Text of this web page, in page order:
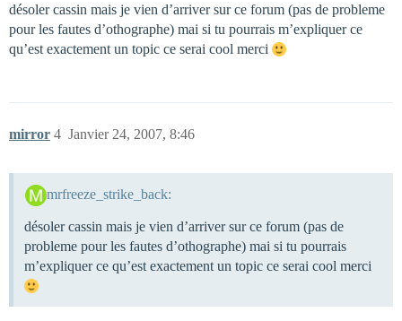
désoler cassin mais je vien d’arriver sur ce forum (pas de probleme
pour les fautes d’othographe) mai si tu pourrais m’expliquer ce
qu’est exactement un topic ce serai cool merci
mirror Janvier 24, 2007, 8:46
4
mrfreeze_strike_back:
désoler cassin mais je vien d’arriver sur ce forum (pas de
probleme pour les fautes d’othographe) mai si tu pourrais
m’expliquer ce qu’est exactement un topic ce serai cool merci